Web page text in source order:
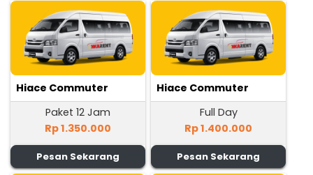
Hiace Commuter
Paket 12 Jam
Rp 1.350.000
Pesan Sekarang
Hiace Commuter
Full Day
Rp 1.400.000
Pesan Sekarang